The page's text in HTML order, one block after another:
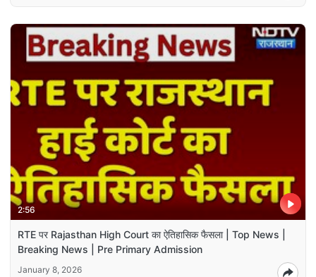
2:56
RTE पर Rajasthan High Court का ऐतिहासिक फैसला | Top News |
Breaking News | Pre Primary Admission
January 8, 2026